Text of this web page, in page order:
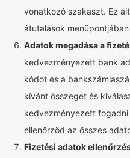
vonatkozó szakaszt. Ez
átutalások
Adatok megadása a
kedvezményezett bank
kódot és a
kívánt összeget és
kedvezményezett
ellenőrzöd az összes
Fizetési adatok